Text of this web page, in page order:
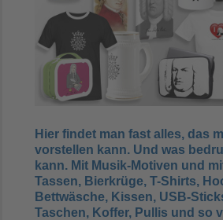
Hier findet man fast alles, das
vorstellen kann. Und was
kann. Mit Musik-Motiven und
Tassen, Bierkrüge, T-Shirts,
Bettwäsche, Kissen, USB-
Taschen, Koffer, Pullis und so